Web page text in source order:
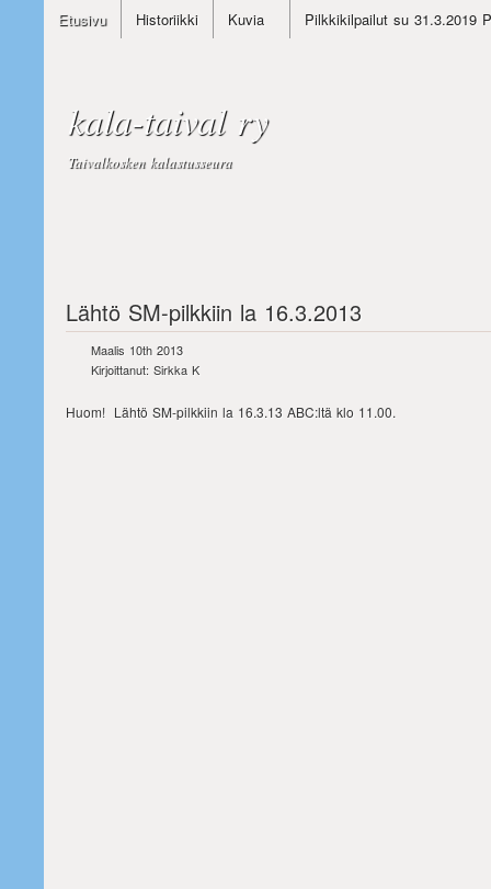
Etusivu Historiikki Kuvia Pilkkikilpailut su 31.3.2019
kala-taival ry
Taivalkosken kalastusseura
Lähtö SM-pilkkiin la 16.3.2013
Maalis 10th 2013
Kirjoittanut: Sirkka K
Huom! Lähtö SM-pilkkiin la 16.3.13 ABC:ltä klo 11.00.